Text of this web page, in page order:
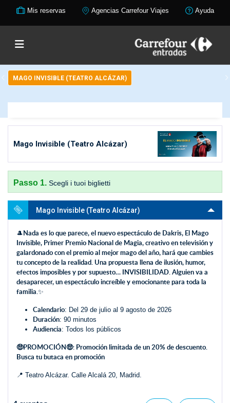
Mis reservas Agencias Carrefour Viajes Ayuda
MAGO INVISIBLE (TEATRO ALCÁZAR)
Mago Invisible (Teatro Alcázar)
Passo 1. Scegli i tuoi biglietti
Mago Invisible (Teatro Alcázar)
🎩Nada es lo que parece, el nuevo espectáculo de Dakris, El Mago
Invisible, Primer Premio Nacional de Magia, creativo en televisión y
galardonado con el premio al mejor mago del año, hará que cambies
tu concepto de la realidad. Una propuesta llena de ilusión, humor,
efectos imposibles y por supuesto… INVISIBILIDAD. Alguien va a
desaparecer, un espectáculo increíble y emocionante para toda la
familia.✨
Calendario: Del 29 de julio al 9 agosto de 2026
Duración: 90 minutos
Audiencia: Todos los públicos
🤑PROMOCIÓN🤑: Promoción limitada de un 20% de descuento.
Busca tu butaca en promoción
📍 Teatro Alcázar. Calle Alcalá 20, Madrid.